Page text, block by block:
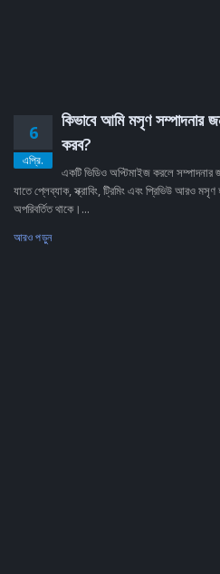
6
এপ্রি.
কিভাবে আমি মসৃণ সম্পাদনার
করব?
একটি ভিডিও অপ্টিমাইজ করলে
যাতে প্লেব্যাক, স্ক্রাবিং, ট্রিমিং এবং প্রিভিউ আরও
অপরিবর্তিত থাকে।...
আরও পড়ুন